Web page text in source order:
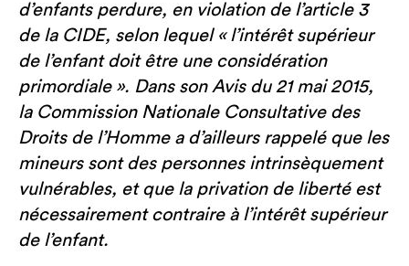
d’enfants perdure, en violation de l’article 3
de la CIDE, selon lequel « l’intérêt supérieur
de l’enfant doit être une considération
primordiale ». Dans son Avis du 21 mai 2015,
la Commission Nationale Consultative des
Droits de l’Homme a d’ailleurs rappelé que les
mineurs sont des personnes intrinsèquement
vulnérables, et que la privation de liberté est
nécessairement contraire à l’intérêt supérieur
de l’enfant.